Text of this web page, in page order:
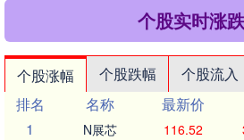
个股实时涨
个股涨幅 个股跌幅 个股流入
排名
名称 最新价
1
N展芯 116.52